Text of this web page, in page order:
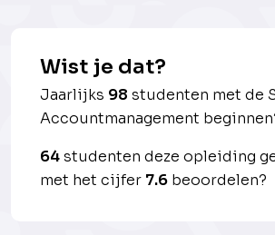
Wist je dat?
Jaarlijks 98 studenten met de
Accountmanagement
64studenten deze opleiding
met het cijfer 7.6 beoordelen?